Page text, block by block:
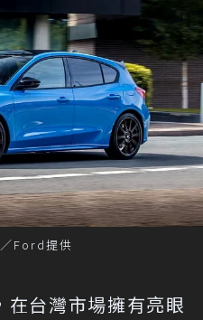
Ford提供
台灣市場擁有亮眼